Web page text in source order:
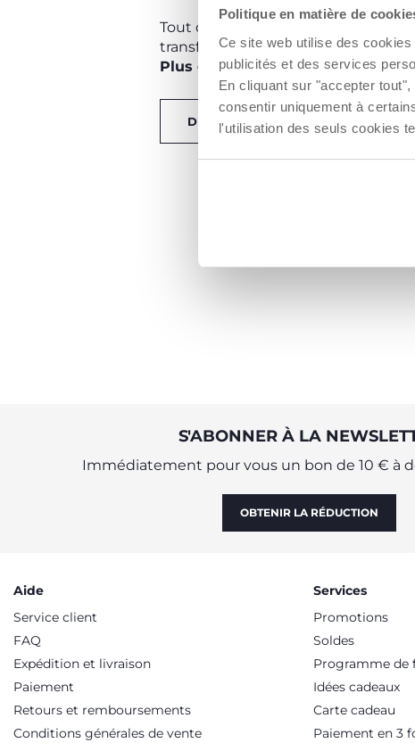
Politique en matière de
Ce site web utilise des
publicités et des services
En cliquant sur "accepter
consentir uniquement à
l'utilisation des seuls cookies
Tout ce dont vous avez besoin pour
transformer votrePoussette Goody
Plus en Trio!
DÉCOUVRIR
S'ABONNER À LA
Immédiatement pour vous un bon de 10 € à
OBTENIR LA RÉDUCTION
Aide
Service client
FAQ
Expédition et livraison
Paiement
Retours et remboursements
Conditions générales de vente
Services
Promotions
Soldes
Programme de
Idées cadeaux
Carte cadeau
Paiement en 3